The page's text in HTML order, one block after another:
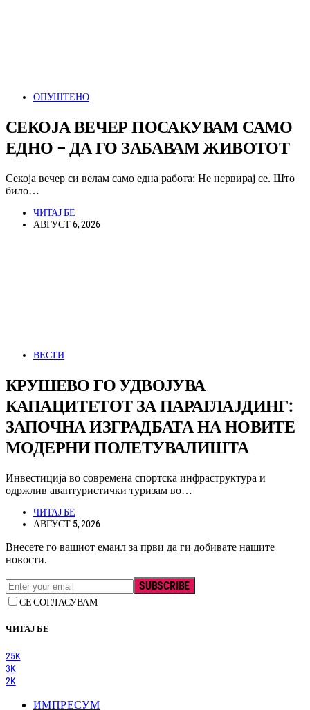
ОПУШТЕНО
СЕКОЈА ВЕЧЕР ПОСАКУВАМ САМО
ЕДНО – ДА ГО ЗАБАВАМ ЖИВОТОТ
Секоја вечер си велам само една работа: Не нервирај се. Што
било…
ЧИТАЈ БЕ
АВГУСТ 6, 2026
ВЕСТИ
КРУШЕВО ГО УДВОЈУВА
КАПАЦИТЕТОТ ЗА ПАРАГЛАЈДИНГ:
ЗАПОЧНА ИЗГРАДБАТА НА НОВИТЕ
МОДЕРНИ ПОЛЕТУВАЛИШТА
Инвестиција во современа спортска инфраструктура и
одржлив авантуристички туризам во…
ЧИТАЈ БЕ
АВГУСТ 5, 2026
Внесете го вашиот емаил за први да ги добивате нашите
новости.
SUBSCRIBE
СЕ СОГЛАСУВАМ
ЧИТАЈ БЕ
25K
3K
2K
ИМПРЕСУМ